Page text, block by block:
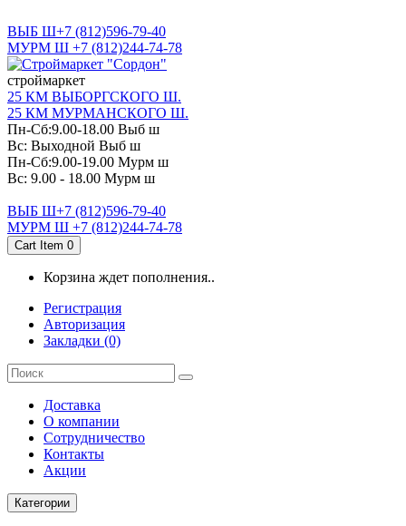
ВЫБ Ш+7 (812)596-79-40
МУРМ Ш +7 (812)244-74-78
cтроймаркет
25 КМ ВЫБОРГСКОГО Ш.
25 КМ МУРМАНСКОГО Ш.
Пн-Сб:9.00-18.00 Выб ш
Вс: Выходной Выб ш
Пн-Сб:9.00-19.00 Мурм ш
Вс: 9.00 - 18.00 Мурм ш
ВЫБ Ш+7 (812)596-79-40
МУРМ Ш +7 (812)244-74-78
Cart Item 0
Корзина ждет пополнения..
Регистрация
Авторизация
Закладки (0)
Доставка
О компании
Cотрудничество
Контакты
Акции
Категории